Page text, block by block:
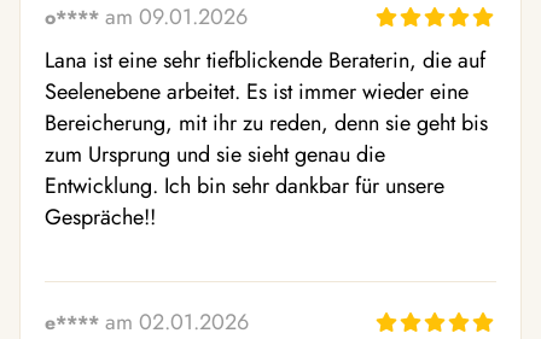
o**** am 09.01.2026
Lana ist eine sehr tiefblickende Beraterin, die auf
Seelenebene arbeitet. Es ist immer wieder eine
Bereicherung, mit ihr zu reden, denn sie geht bis
zum Ursprung und sie sieht genau die
Entwicklung. Ich bin sehr dankbar für unsere
Gespräche!!
e**** am 02.01.2026